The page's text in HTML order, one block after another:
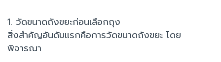
1. วัดขนาดถังขยะก่อนเลือกถุง
สิ่งสำคัญอันดับแรกคือการวัดขนาดถังขยะ โดย
พิจารณา